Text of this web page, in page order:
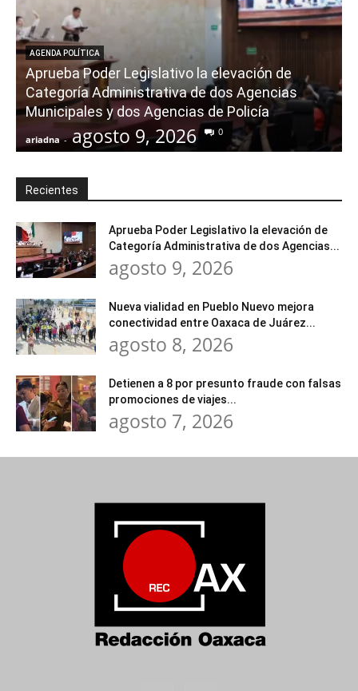
AGENDA POLÍTICA
Aprueba Poder Legislativo la elevación de
Categoría Administrativa de dos Agencias
Municipales y dos Agencias de Policía
ariadna - agosto 9, 2026 0
Recientes
Aprueba Poder Legislativo la elevación de
Categoría Administrativa de dos Agencias...
agosto 9, 2026
Nueva vialidad en Pueblo Nuevo mejora
conectividad entre Oaxaca de Juárez...
agosto 8, 2026
Detienen a 8 por presunto fraude con falsas
promociones de viajes...
agosto 7, 2026